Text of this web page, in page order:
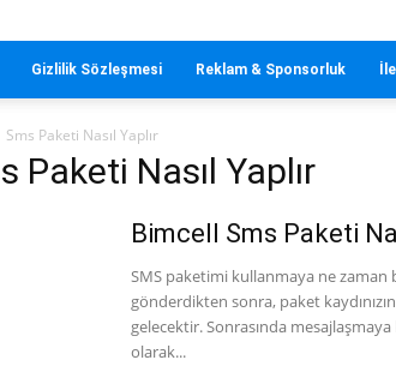
Gizlilik Sözleşmesi Reklam & Sponsorluk
Sms Paketi Nasıl Yaplır
Paketi Nasıl Yaplır
Bimcell Sms Paketi
SMS paketimi kullanmaya ne zaman
gönderdikten sonra, paket
gelecektir. Sonrasında
olarak...